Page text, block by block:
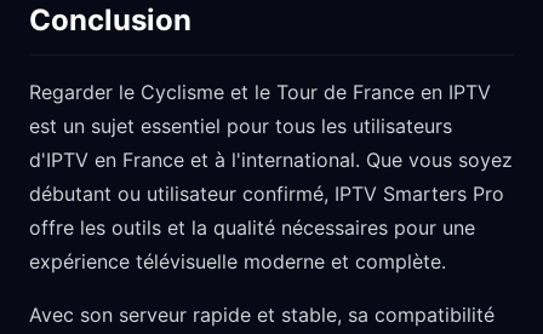
Conclusion
Regarder le Cyclisme et le Tour de France en IPTV
est un sujet essentiel pour tous les utilisateurs
d'IPTV en France et à l'international. Que vous soyez
débutant ou utilisateur confirmé, IPTV Smarters Pro
offre les outils et la qualité nécessaires pour une
expérience télévisuelle moderne et complète.
Avec son serveur rapide et stable, sa compatibilité